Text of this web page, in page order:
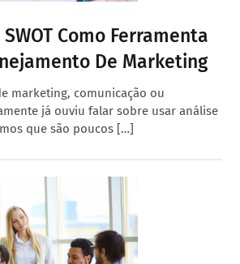
Como Ferramenta
De Marketing
marketing, comunicação ou
já ouviu falar sobre usar análise
que são poucos […]